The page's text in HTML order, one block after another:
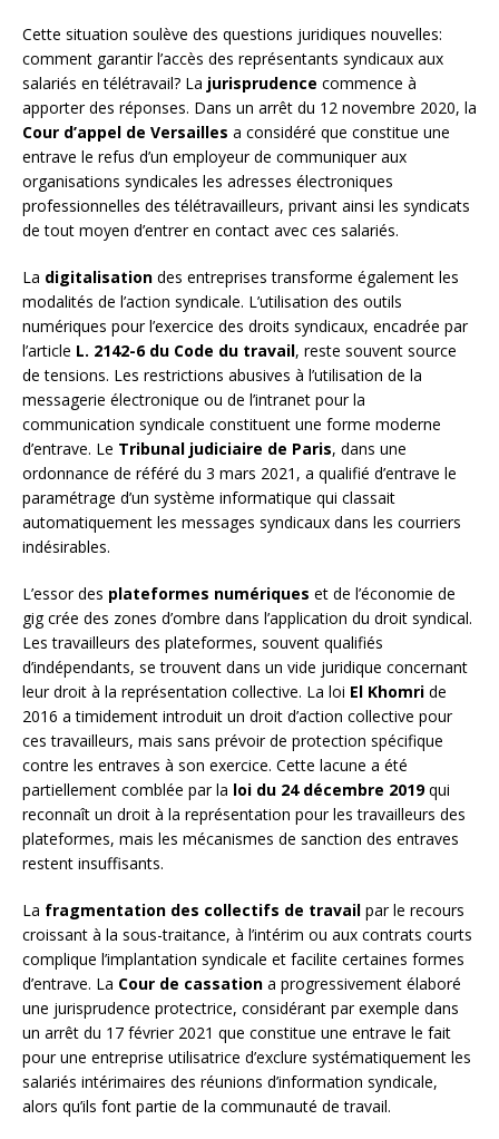
Cette situation soulève des questions juridiques nouvelles:
comment garantir l’accès des représentants syndicaux aux
salariés en télétravail? La jurisprudence commence à
apporter des réponses. Dans un arrêt du 12 novembre 2020, la
Cour d’appel de Versailles a considéré que constitue une
entrave le refus d’un employeur de communiquer aux
organisations syndicales les adresses électroniques
professionnelles des télétravailleurs, privant ainsi les syndicats
de tout moyen d’entrer en contact avec ces salariés.
La digitalisation des entreprises transforme également les
modalités de l’action syndicale. L’utilisation des outils
numériques pour l’exercice des droits syndicaux, encadrée par
l’article L. 2142-6 du Code du travail, reste souvent source
de tensions. Les restrictions abusives à l’utilisation de la
messagerie électronique ou de l’intranet pour la
communication syndicale constituent une forme moderne
d’entrave. Le Tribunal judiciaire de Paris, dans une
ordonnance de référé du 3 mars 2021, a qualifié d’entrave le
paramétrage d’un système informatique qui classait
automatiquement les messages syndicaux dans les courriers
indésirables.
L’essor des plateformes numériques et de l’économie de
gig crée des zones d’ombre dans l’application du droit syndical.
Les travailleurs des plateformes, souvent qualifiés
d’indépendants, se trouvent dans un vide juridique concernant
leur droit à la représentation collective. La loi El Khomri de
2016 a timidement introduit un droit d’action collective pour
ces travailleurs, mais sans prévoir de protection spécifique
contre les entraves à son exercice. Cette lacune a été
partiellement comblée par la loi du 24 décembre 2019qui
reconnaît un droit à la représentation pour les travailleurs des
plateformes, mais les mécanismes de sanction des entraves
restent insuffisants.
La fragmentation des collectifs de travail par le recours
croissant à la sous-traitance, à l’intérim ou aux contrats courts
complique l’implantation syndicale et facilite certaines formes
d’entrave. La Cour de cassation a progressivement élaboré
une jurisprudence protectrice, considérant par exemple dans
un arrêt du 17 février 2021 que constitue une entrave le fait
pour une entreprise utilisatrice d’exclure systématiquement les
salariés intérimaires des réunions d’information syndicale,
alors qu’ils font partie de la communauté de travail.